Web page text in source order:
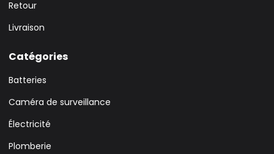
Retour
Livraison
Catégories
Batteries
Caméra de surveillance
Électricité
Plomberie